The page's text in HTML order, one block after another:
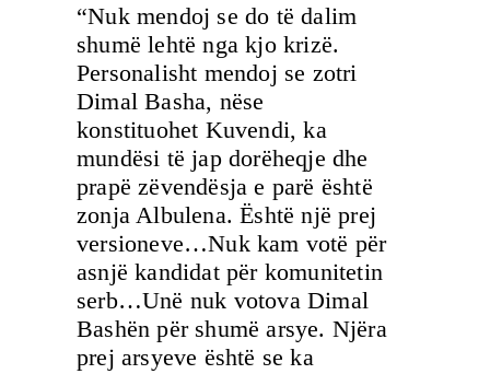
“Nuk mendoj se do të dalim
shumë lehtë nga kjo krizë.
Personalisht mendoj se zotri
Dimal Basha, nëse
konstituohet Kuvendi, ka
mundësi të jap dorëheqje dhe
prapë zëvendësja e parë është
zonja Albulena. Është një prej
versioneve…Nuk kam votë për
asnjë kandidat për komunitetin
serb…Unë nuk votova Dimal
Bashën për shumë arsye. Njëra
prej arsyeve është se ka